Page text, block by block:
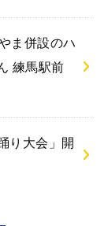
ま併設のハ
練馬駅前
り大会」開